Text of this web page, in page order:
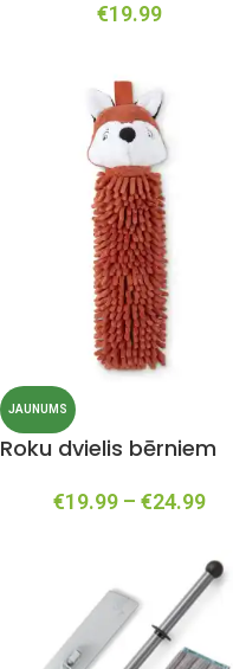
€19.99
JAUNUMS
Roku dvielis bērniem
€19.99 – €24.99